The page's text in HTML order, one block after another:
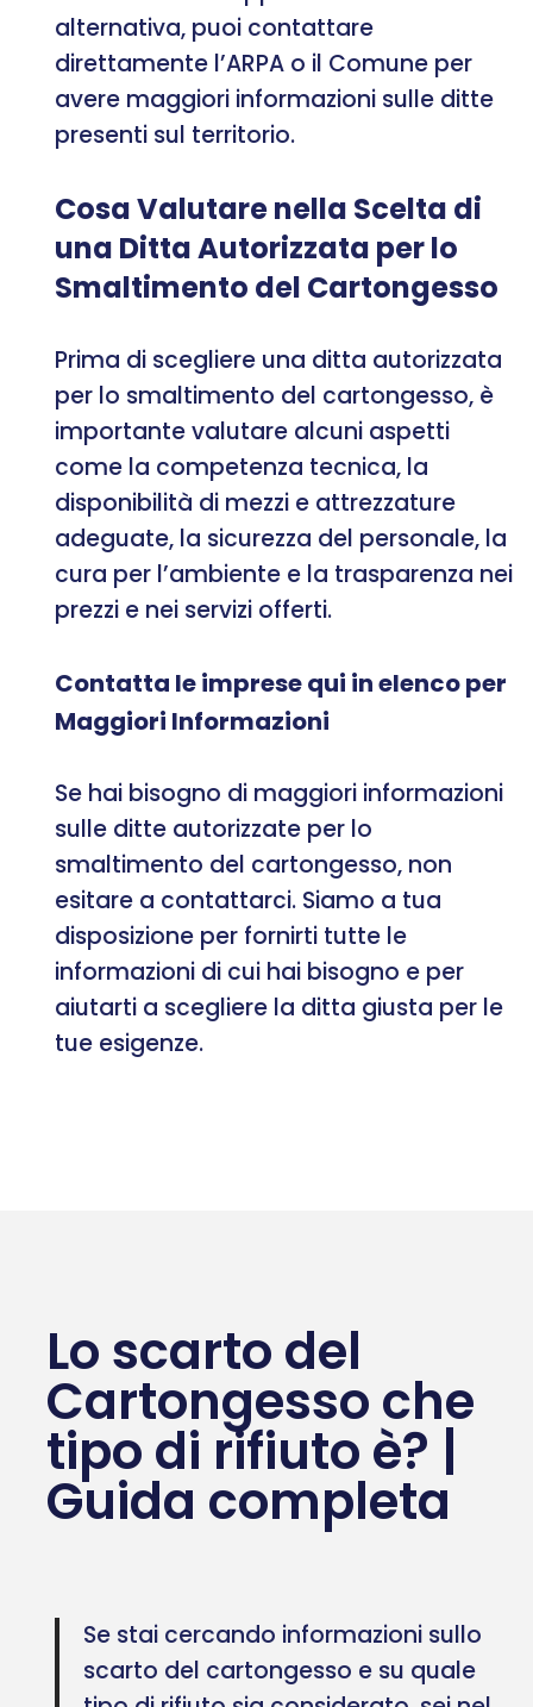
alternativa, puoi contattare
direttamente l’ARPA o il Comune per
avere maggiori informazioni sulle ditte
presenti sul territorio.
Cosa Valutare nella Scelta di
una Ditta Autorizzata per lo
Smaltimento del Cartongesso
Prima di scegliere una ditta autorizzata
per lo smaltimento del cartongesso, è
importante valutare alcuni aspetti
come la competenza tecnica, la
disponibilità di mezzi e attrezzature
adeguate, la sicurezza del personale, la
cura per l’ambiente e la trasparenza nei
prezzi e nei servizi offerti.
Contatta le imprese qui in elenco per
Maggiori Informazioni
Se hai bisogno di maggiori informazioni
sulle ditte autorizzate per lo
smaltimento del cartongesso, non
esitare a contattarci. Siamo a tua
disposizione per fornirti tutte le
informazioni di cui hai bisogno e per
aiutarti a scegliere la ditta giusta per le
tue esigenze.
Lo scarto del
Cartongesso che
tipo di rifiuto è? |
Guida completa
Se stai cercando informazioni sullo
scarto del cartongesso e su quale